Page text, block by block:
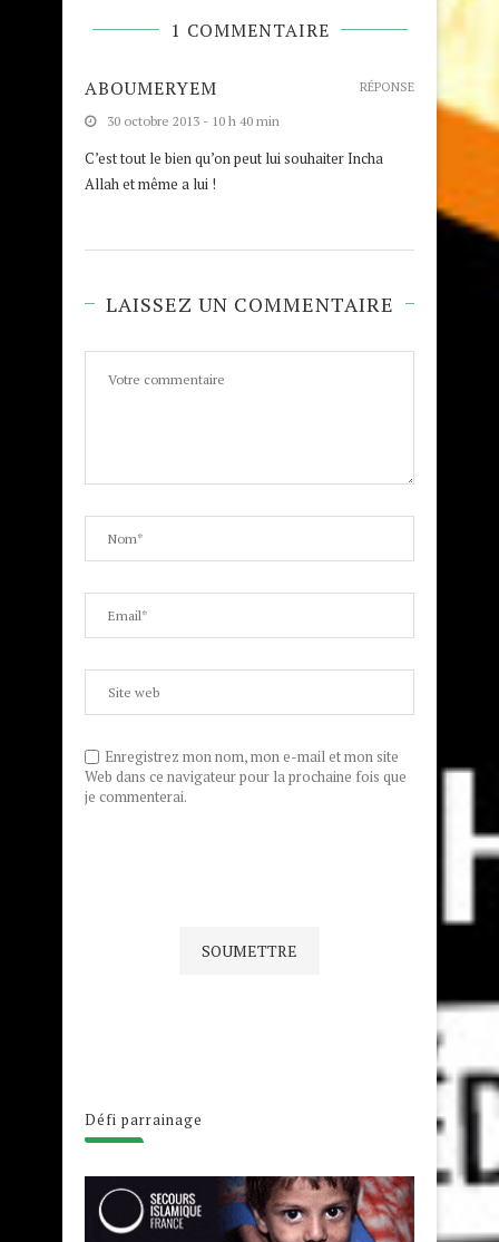
1 COMMENTAIRE
ABOUMERYEM
30 octobre 2013 - 10 h 40 min
C’est tout le bien qu’on peut lui souhaiter Incha
Allah et même a lui !
RÉPONSE
LAISSEZ UN COMMENTAIRE
Enregistrez mon nom, mon e-mail et mon site
Web dans ce navigateur pour la prochaine fois que
je commenterai.
Défi parrainage